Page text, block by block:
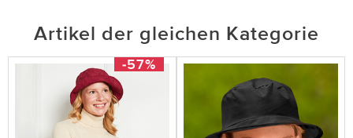
Artikel der gleichen Kategorie
-57%